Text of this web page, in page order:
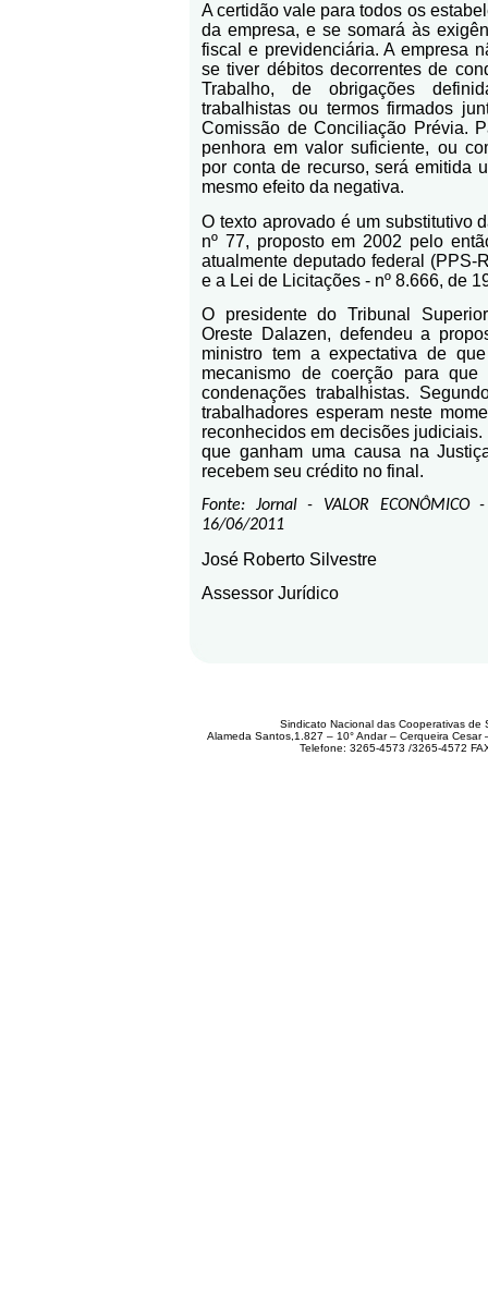
A certidão vale para todos os
da empresa, e se somará às
fiscal e previdenciária. A empresa
se tiver débitos decorrentes de
Trabalho, de obrigações
trabalhistas ou termos firmados
Comissão de Conciliação Prévia.
penhora em valor suficiente, ou
por conta de recurso, será emitida
mesmo efeito da negativa.
O texto aprovado é um substitutivo
nº 77, proposto em 2002 pelo
atualmente deputado federal (PPS-
e a Lei de Licitações - nº 8.666, de
O presidente do Tribunal
Oreste Dalazen, defendeu a
ministro tem a expectativa de
mecanismo de coerção para
condenações trabalhistas.
trabalhadores esperam neste
reconhecidosem decisões judiciais.
que ganham uma causa na
recebem seu crédito no final.
Fonte: Jornal - VALOR ECONÔMICO
16/06/2011
José Roberto Silvestre
Assessor Jurídico
Sindicato Nacional das Cooperativas de
Alameda Santos,1.827 – 10° Andar – Cerqueira
Telefone: 3265-4573 /3265-4572